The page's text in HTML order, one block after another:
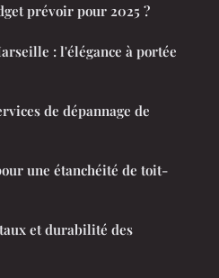
prévoir pour 2025 ?
: l'élégance à portée
de dépannage de
une étanchéité de toit-
et durabilité des